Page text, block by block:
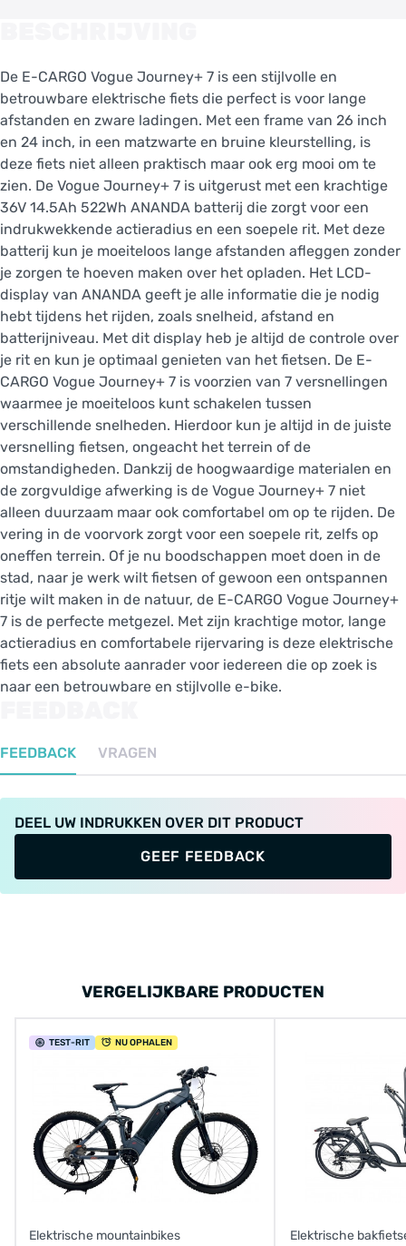
De E-CARGO Vogue Journey+ 7 is een stijlvolle en
betrouwbare elektrische fiets die perfect is voor lange
afstanden en zware ladingen. Met een frame van 26 inch
en 24 inch, in een matzwarte en bruine kleurstelling, is
deze fiets niet alleen praktisch maar ook erg mooi om te
zien. De Vogue Journey+ 7 is uitgerust met een krachtige
36V 14.5Ah 522Wh ANANDA batterij die zorgt voor een
indrukwekkende actieradius en een soepele rit. Met deze
batterij kun je moeiteloos lange afstanden afleggen zonder
je zorgen te hoeven maken over het opladen. Het LCD-
display van ANANDA geeft je alle informatie die je nodig
hebt tijdens het rijden, zoals snelheid, afstand en
batterijniveau. Met dit display heb je altijd de controle over
je rit en kun je optimaal genieten van het fietsen. De E-
CARGO Vogue Journey+ 7 is voorzien van 7 versnellingen
waarmee je moeiteloos kunt schakelen tussen
verschillende snelheden. Hierdoor kun je altijd in de juiste
versnelling fietsen, ongeacht het terrein of de
omstandigheden. Dankzij de hoogwaardige materialen en
de zorgvuldige afwerking is de Vogue Journey+ 7 niet
alleen duurzaam maar ook comfortabel om op te rijden. De
vering in de voorvork zorgt voor een soepele rit, zelfs op
oneffen terrein. Of je nu boodschappen moet doen in de
stad, naar je werk wilt fietsen of gewoon een ontspannen
ritje wilt maken in de natuur, de E-CARGO Vogue Journey+
7 is de perfecte metgezel. Met zijn krachtige motor, lange
actieradius en comfortabele rijervaring is deze elektrische
fiets een absolute aanrader voor iedereen die op zoek is
naar een betrouwbare en stijlvolle e-bike.
FEEDBACK VRAGEN
DEEL UW INDRUKKEN OVER DIT PRODUCT
GEEF FEEDBACK
VERGELIJKBARE PRODUCTEN
TEST-RIT NU OPHALEN
Elektrische mountainbikes Elektrische